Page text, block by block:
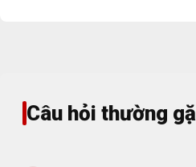
Câu hỏi thường